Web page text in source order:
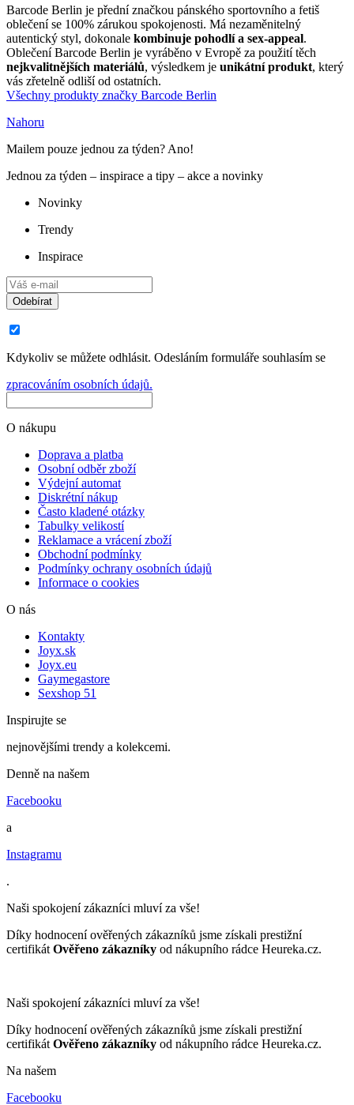
Barcode Berlin je přední značkou pánského sportovního a fetiš
oblečení se 100% zárukou spokojenosti. Má nezaměnitelný
autentický styl, dokonale kombinuje pohodlí a sex-appeal.
Oblečení Barcode Berlin je vyráběno v Evropě za použití těch
nejkvalitnějších materiálů, výsledkem je unikátní produkt, který
vás zřetelně odliší od ostatních.
Všechny produkty značky Barcode Berlin
Nahoru
Mailem pouze jednou za týden? Ano!
Jednou za týden – inspirace a tipy – akce a novinky
Novinky
Trendy
Inspirace
Odebírat
Kdykoliv se můžete odhlásit. Odesláním formuláře souhlasím se
zpracováním osobních údajů.
O nákupu
Doprava a platba
Osobní odběr zboží
Výdejní automat
Diskrétní nákup
Často kladené otázky
Tabulky velikostí
Reklamace a vrácení zboží
Obchodní podmínky
Podmínky ochrany osobních údajů
Informace o cookies
O nás
Kontakty
Joyx.sk
Joyx.eu
Gaymegastore
Sexshop 51
Inspirujte se
nejnovějšími trendy a kolekcemi.
Denně na našem
Facebooku
a
Instagramu
.
Naši spokojení zákazníci mluví za vše!
Díky hodnocení ověřených zákazníků jsme získali prestižní
certifikát Ověřeno zákazníky od nákupního rádce Heureka.cz.
Naši spokojení zákazníci mluví za vše!
Díky hodnocení ověřených zákazníků jsme získali prestižní
certifikát Ověřeno zákazníky od nákupního rádce Heureka.cz.
Na našem
Facebooku